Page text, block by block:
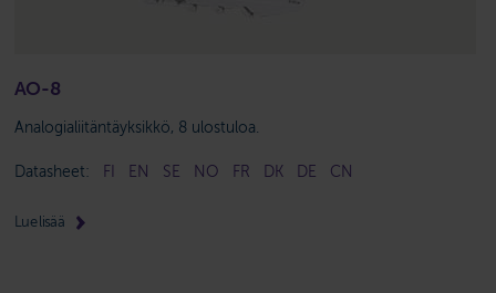
AO-8
Analogialiitäntäyksikkö, 8 ulostuloa.
Datasheet: FI EN SE NO FR DK DE CN
Lue lisää